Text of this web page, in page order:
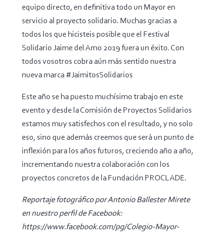
equipo directo, en definitiva todo un Mayor en
servicio al proyecto solidario. Muchas gracias a
todos los que hicisteis posible que el Festival
Solidario Jaime del Amo 2019 fuera un éxito. Con
todos vosotros cobra aún más sentido nuestra
nueva marca #JaimitosSolidarios
Este año se ha puesto muchísimo trabajo en este
evento y desde la Comisión de Proyectos Solidarios
estamos muy satisfechos con el resultado, y no solo
eso, sino que además creemos que será un punto de
inflexión para los años futuros, creciendo año a año,
incrementando nuestra colaboración con los
proyectos concretos de la Fundación PROCLADE.
Reportaje fotográfico por Antonio Ballester Mirete
en nuestro perfil de Facebook:
https://www.facebook.com/pg/Colegio-Mayor-